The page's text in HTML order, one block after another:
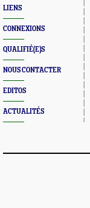
LIENS
CONNEXIONS
QUALIFIÉ(E)S
NOUS CONTACTER
EDITOS
ACTUALITÉS